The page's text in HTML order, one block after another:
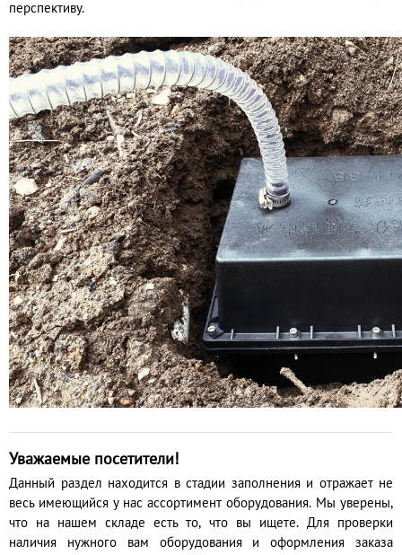
перспективу.
Уважаемые посетители!
Данный раздел находится в стадии заполнения и отражает не
весь имеющийся у нас ассортимент оборудования. Мы уверены,
что на нашем складе есть то, что вы ищете. Для проверки
наличия нужного вам оборудования и оформления заказа